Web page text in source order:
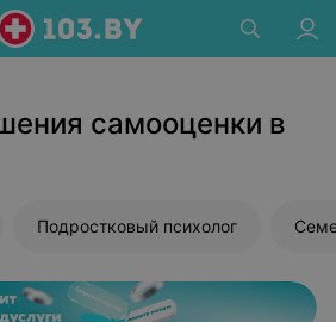
самооценки в
Подростковый психолог